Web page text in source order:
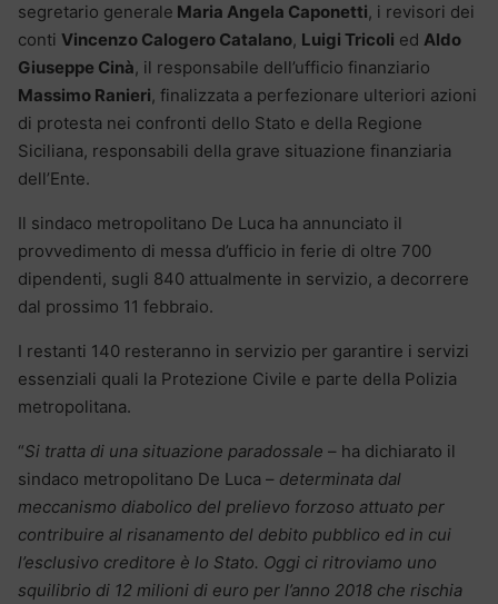
segretario generale Maria Angela Caponetti, i revisori dei
conti Vincenzo Calogero Catalano, Luigi Tricoli ed Aldo
Giuseppe Cinà, il responsabile dell’ufficio finanziario
Massimo Ranieri, finalizzata a perfezionare ulteriori azioni
di protesta nei confronti dello Stato e della Regione
Siciliana, responsabili della grave situazione finanziaria
dell’Ente.
Il sindaco metropolitano De Luca ha annunciato il
provvedimento di messa d’ufficio in ferie di oltre 700
dipendenti, sugli 840 attualmente in servizio, a decorrere
dal prossimo 11 febbraio.
I restanti 140 resteranno in servizio per garantire i servizi
essenziali quali la Protezione Civile e parte della Polizia
metropolitana.
“Si tratta di una situazione paradossale – ha dichiarato il
sindaco metropolitano De Luca – determinata dal
meccanismo diabolico del prelievo forzoso attuato per
contribuire al risanamento del debito pubblico ed in cui
l’esclusivo creditore è lo Stato. Oggi ci ritroviamo uno
squilibrio di 12 milioni di euro per l’anno 2018 che rischia